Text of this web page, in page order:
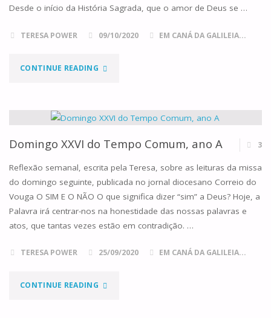
Desde o início da História Sagrada, que o amor de Deus se …
TERESA POWER 09/10/2020 EM CANÁ DA GALILEIA...
CONTINUE READING"DOMINGO
DO
TEMPO
COMUM,
ANO
A"
Domingo XXVI do Tempo Comum, ano A 3
Reflexão semanal, escrita pela Teresa, sobre as leituras da missa
do domingo seguinte, publicada no jornal diocesano Correio do
Vouga O SIM E O NÃO O que significa dizer “sim” a Deus? Hoje, a
Palavra irá centrar-nos na honestidade das nossas palavras e
atos, que tantas vezes estão em contradição. …
TERESA POWER 25/09/2020 EM CANÁ DA GALILEIA...
CONTINUE READING"DOMINGO